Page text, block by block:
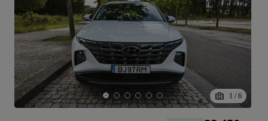
1 / 6